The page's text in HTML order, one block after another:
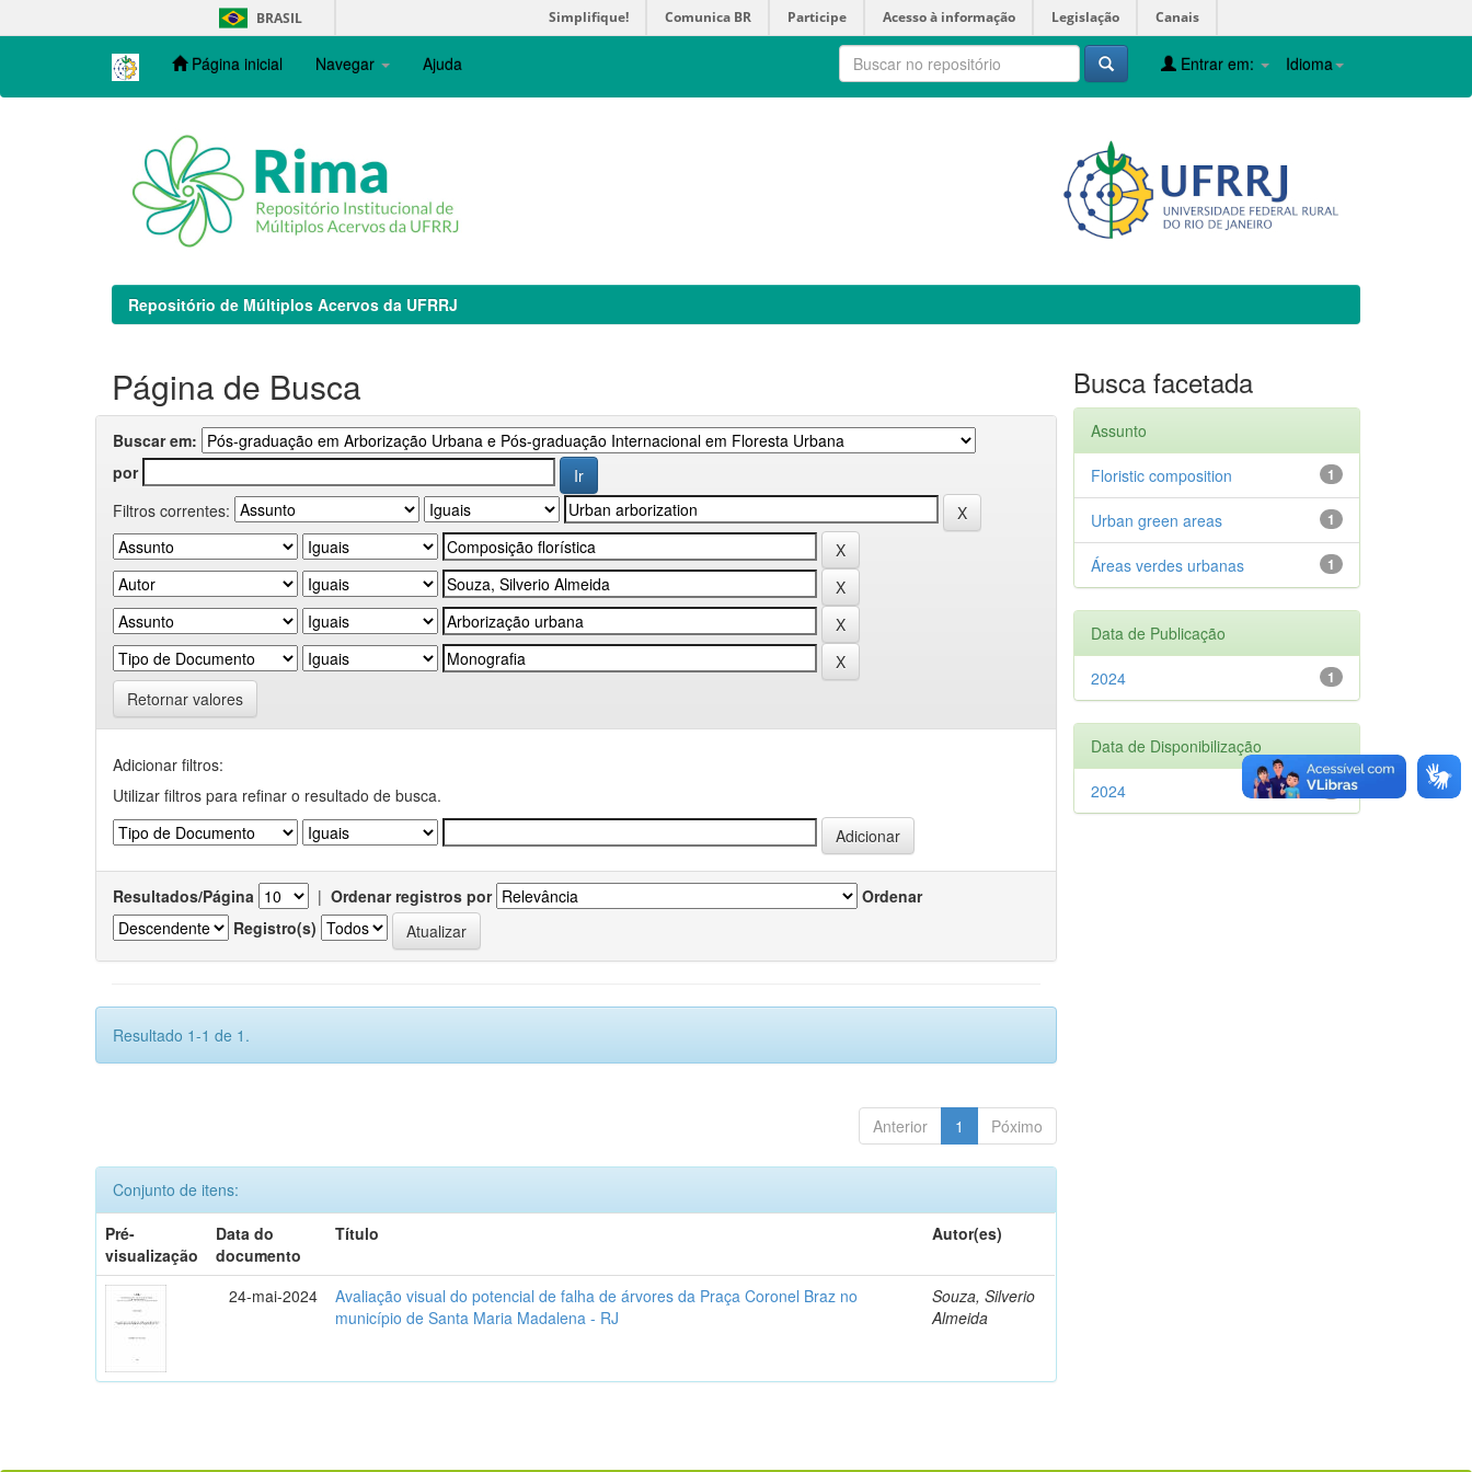
navigation
BRASIL Simplifique! Comunica BR Participe Acesso à informação Legislação Canais
Página inicial Navegar Ajuda Idioma
Entrar em:
Repositório de Múltiplos Acervos da UFRRJ
Página de Busca
Buscar em:
por
Filtros correntes:
Retornar valores
Adicionar filtros:
Utilizar filtros para refinar o resultado de busca.
Resultados/Página | Ordenar registros por
Ordenar
Registro(s)
Resultado 1-1 de 1.
Anterior 1 Póximo
Conjunto de itens:
Pré-
visualização
Data do
documento
Título Autor(es)
24-mai-2024
Avaliação visual do potencial de falha de árvores da Praça Coronel Braz no
município de Santa Maria Madalena - RJ
Souza, Silverio
Almeida
Busca facetada
Assunto
1
Floristic composition
1
Urban green areas
1
Áreas verdes urbanas
Data de Publicação
1
2024
Data de Disponibilização
1
2024